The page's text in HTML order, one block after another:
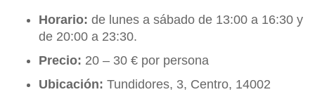
Horario: de lunes a sábado de 13:00 a 16:30 y
de 20:00 a 23:30.
Precio: 20 – 30 € por persona
Ubicación: Tundidores, 3, Centro, 14002